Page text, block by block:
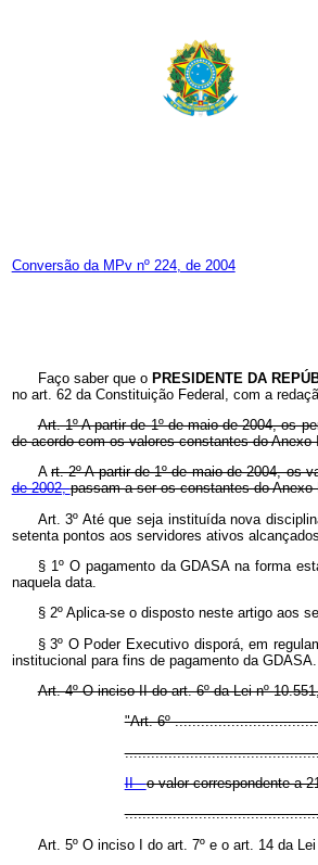
Conversão da MPv nº 224, de 2004
Faço saber que o PRESIDENTE DA
no art. 62 da Constituição Federal, com a
Art. 1º A partir de 1º de maio de 2004, os
de acordo com os valores constantes do
A rt. 2º A partir de 1º de maio de 2004, os
de 2002,passam a ser os constantes do
Art. 3º Até que seja instituída nova
setenta pontos aos servidores ativos
§ 1º O pagamento da GDASA na forma
naquela data.
§ 2º Aplica-se o disposto neste artigo aos
§ 3º O Poder Executivo disporá, em
institucional para fins de pagamento da GDASA.
Art. 4º O inciso II do art. 6º da Lei nº
"Art. 6º
II -o valor correspondente a
Art. 5º O inciso I do art. 7º e o art. 14 da